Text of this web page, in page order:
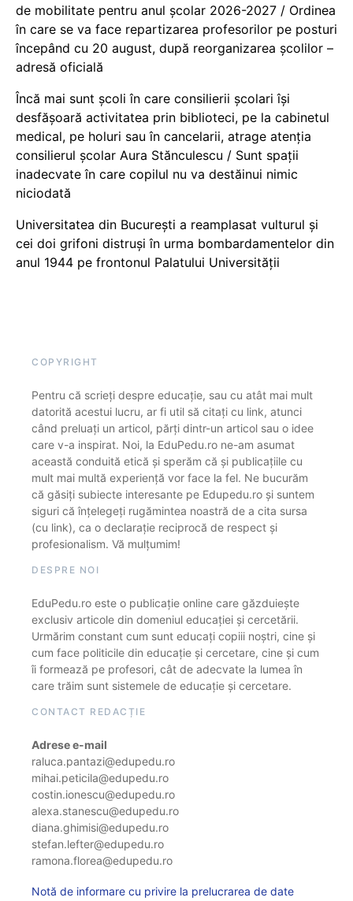
de mobilitate pentru anul școlar 2026-2027 / Ordinea
în care se va face repartizarea profesorilor pe posturi
începând cu 20 august, după reorganizarea școlilor –
adresă oficială
Încă mai sunt școli în care consilierii școlari își
desfășoară activitatea prin biblioteci, pe la cabinetul
medical, pe holuri sau în cancelarii, atrage atenția
consilierul școlar Aura Stănculescu / Sunt spații
inadecvate în care copilul nu va destăinui nimic
niciodată
Universitatea din București a reamplasat vulturul și
cei doi grifoni distruși în urma bombardamentelor din
anul 1944 pe frontonul Palatului Universității
COPYRIGHT
Pentru că scrieți despre educație, sau cu atât mai mult
datorită acestui lucru, ar fi util să citați cu link, atunci
când preluați un articol, părți dintr-un articol sau o idee
care v-a inspirat. Noi, la EduPedu.ro ne-am asumat
această conduită etică și sperăm că și publicațiile cu
mult mai multă experiență vor face la fel. Ne bucurăm
că găsiți subiecte interesante pe Edupedu.ro și suntem
siguri că înțelegeți rugămintea noastră de a cita sursa
(cu link), ca o declarație reciprocă de respect și
profesionalism. Vă mulțumim!
DESPRE NOI
EduPedu.ro este o publicație online care găzduiește
exclusiv articole din domeniul educației și cercetării.
Urmărim constant cum sunt educați copiii noștri, cine și
cum face politicile din educație și cercetare, cine și cum
îi formează pe profesori, cât de adecvate la lumea în
care trăim sunt sistemele de educație și cercetare.
CONTACT REDACȚIE
Adrese e-mail
raluca.pantazi@edupedu.ro
mihai.peticila@edupedu.ro
costin.ionescu@edupedu.ro
alexa.stanescu@edupedu.ro
diana.ghimisi@edupedu.ro
stefan.lefter@edupedu.ro
ramona.florea@edupedu.ro
Notă de informare cu privire la prelucrarea de date